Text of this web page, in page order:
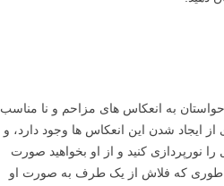
به انعکاس های مزاحم و نا مناسب
ایجاد شدن این انعکاس ها وجود دارد، و
کنید و از او بخواهید صورت
طوری که فلاش از یک طرف به صورت او